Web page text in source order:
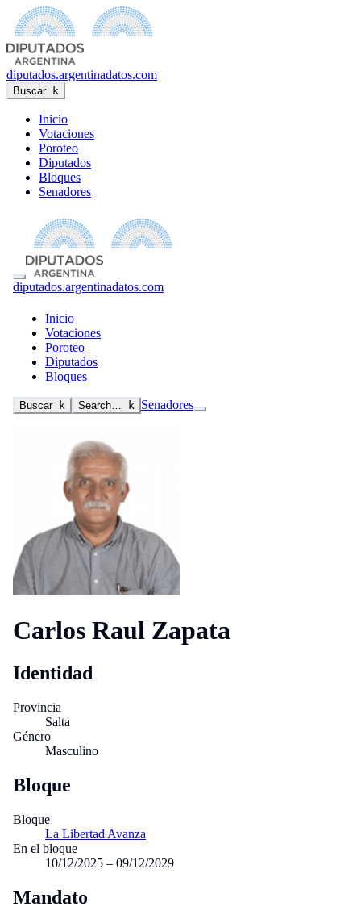
diputados.argentinadatos.com
Buscar k
Inicio
Votaciones
Poroteo
Diputados
Bloques
Senadores
diputados.argentinadatos.com
Inicio
Votaciones
Poroteo
Diputados
Bloques
Buscar k Search… k Senadores
Carlos Raul Zapata
Identidad
Provincia
Salta
Género
Masculino
Bloque
Bloque
La Libertad Avanza
En el bloque
10/12/2025 – 09/12/2029
Mandato